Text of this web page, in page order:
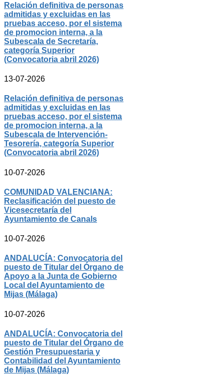
Relación definitiva de personas
admitidas y excluidas en las
pruebas acceso, por el sistema
de promocion interna, a la
Subescala de Secretaría,
categoría Superior
(Convocatoria abril 2026)
13-07-2026
Relación definitiva de personas
admitidas y excluidas en las
pruebas acceso, por el sistema
de promocion interna, a la
Subescala de Intervención-
Tesorería, categoría Superior
(Convocatoria abril 2026)
10-07-2026
COMUNIDAD VALENCIANA:
Reclasificación del puesto de
Vicesecretaría del
Ayuntamiento de Canals
10-07-2026
ANDALUCÍA: Convocatoria del
puesto de Titular del Órgano de
Apoyo a la Junta de Gobierno
Local del Ayuntamiento de
Mijas (Málaga)
10-07-2026
ANDALUCÍA: Convocatoria del
puesto de Titular del Órgano de
Gestión Presupuestaria y
Contabilidad del Ayuntamiento
de Mijas (Málaga)